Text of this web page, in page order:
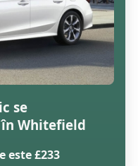
se
în Whitefield
este £233